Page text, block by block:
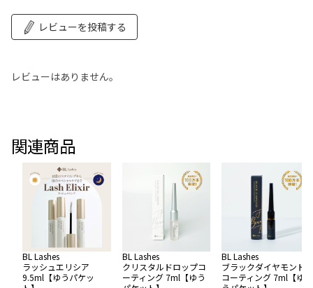
レビューを投稿する
レビューはありません。
関連商品
BL Lashes
ラッシュエリシア
9.5ml【ゆうパケッ
BL Lashes
クリスタルドロップコ
ーティング 7ml【ゆう
BL Lashes
ブラックダイヤモンド
コーティング 7ml【ゆ